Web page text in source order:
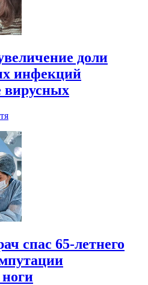
доли
инфекций
вирусных
спас 65-летнего